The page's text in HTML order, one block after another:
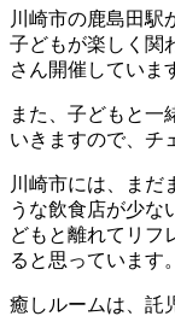
川崎市の鹿島田駅
子どもが楽しく関
さん開催していま
また、子どもと一
いきますので、チ
川崎市には、まだ
うな飲食店が少な
どもと離れてリフ
ると思っています。
癒しルームは、託